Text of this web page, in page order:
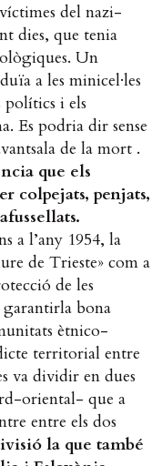
del nazi-
dies, que tenia
Un
a les minicel·les
polítics i els
Es podria dir sense
de la mort .
que els
colpejats, penjats,
a l’any 1954, la
de Trieste» com a
de les
bona
ètnico-
territorial entre
va dividir en dues
oriental- que a
entre els dos
la que també